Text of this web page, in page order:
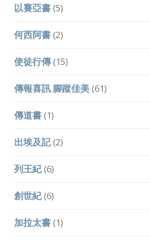
以賽亞書 (5)
何西阿書 (2)
使徒行傳 (15)
傳報喜訊 腳蹤佳美 (61)
傳道書 (1)
出埃及記(2)
列王紀(6)
創世紀(6)
加拉太書 (1)